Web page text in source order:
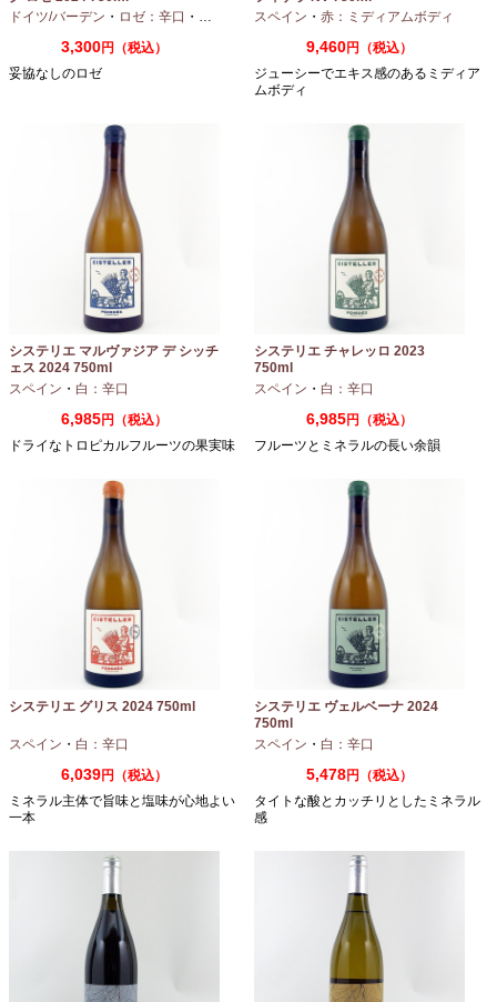
ドイツ/バーデン ・ ロゼ：辛口 ・ ピノノワール
3,300円（税込）
妥協なしのロゼ
（2022/2023）
スペイン ・ 赤：ミディアムボディ
9,460円（税込）
ジューシーでエキス感のあるミディア
ムボディ
システリエ マルヴァジア デ シッチ
ェス 2024 750ml
スペイン ・ 白：辛口
6,985円（税込）
ドライなトロピカルフルーツの果実味
システリエ チャレッロ 2023
750ml
スペイン ・ 白：辛口
6,985円（税込）
フルーツとミネラルの長い余韻
システリエ グリス 2024 750ml
スペイン ・ 白：辛口
6,039円（税込）
ミネラル主体で旨味と塩味が心地よい
一本
システリエ ヴェルベーナ 2024
750ml
スペイン ・ 白：辛口
5,478円（税込）
タイトな酸とカッチリとしたミネラル
感